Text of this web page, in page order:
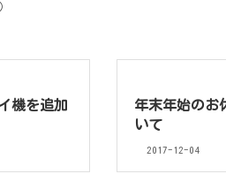
機を追加
年末年始のお
いて
2017-12-04